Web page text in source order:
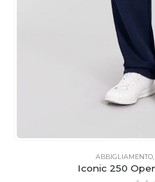
ABBIGLIAMENTO
Iconic 250